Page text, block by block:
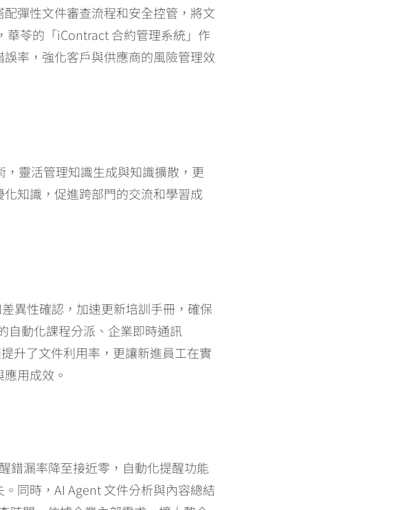
彈性文件審查流程和安全控管，將文
華苓的「iContract 合約管理系統」作
率，強化客戶與供應商的風險管理效
，靈活管理知識生成與知識擴散，更
知識，促進跨部門的交流和學習成
異性確認，加速更新培訓手冊，確保
自動化課程分派、企業即時通訊
升了文件利用率，更讓新進員工在實
用成效。
錯漏率降至接近零，自動化提醒功能
同時，AI Agent 文件分析與內容總結